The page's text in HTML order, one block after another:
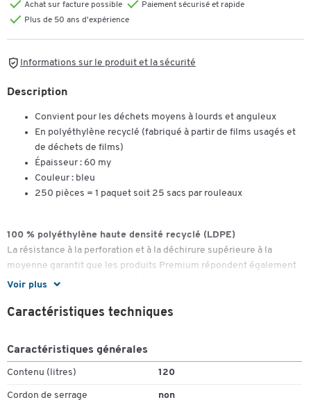
Achat sur facture possible
Paiement sécurisé et rapide
Plus de 50 ans d'expérience
Informations sur le produit et la sécurité
Voir plus
Description
Convient pour les déchets moyens à lourds et anguleux
En polyéthylène recyclé (fabriqué à partir de films usagés et
de déchets de films)
Épaisseur : 60 my
Couleur : bleu
250 pièces = 1 paquet soit 25 sacs par rouleaux
100 % polyéthylène haute densité recyclé (LDPE)
La résistance à la perforation et à la déchirure supérieure à la
moyenne garantit que les produits Premium répondent également
à des exigences extrêmement élevées !
Caractéristiques techniques
Caractéristiques générales
Contenu (litres) 120
Cordon de serrage non